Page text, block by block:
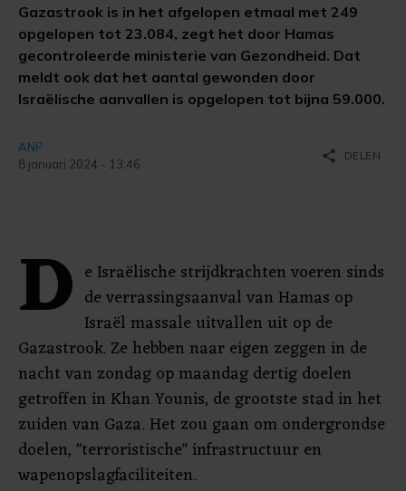
Gazastrook is in het afgelopen etmaal met 249
opgelopen tot 23.084, zegt het door Hamas
gecontroleerde ministerie van Gezondheid. Dat
meldt ook dat het aantal gewonden door
Israëlische aanvallen is opgelopen tot bijna 59.000.
ANP
8 januari 2024 - 13:46
share DELEN
D e Israëlische strijdkrachten voeren sinds
de verrassingsaanval van Hamas op
Israël massale uitvallen uit op de
Gazastrook. Ze hebben naar eigen zeggen in de
nacht van zondag op maandag dertig doelen
getroffen in Khan Younis, de grootste stad in het
zuiden van Gaza. Het zou gaan om ondergrondse
doelen, "terroristische" infrastructuur en
wapenopslagfaciliteiten.